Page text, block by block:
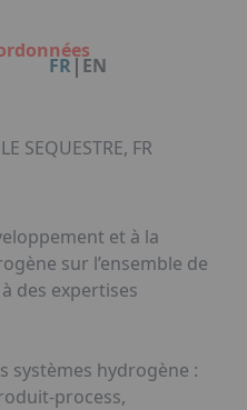
de dîners / soirées de gala
complexe
commerciale
FR|EN
SEQUESTRE, FR
et à la
sur l’ensemble de
des expertises
systèmes hydrogène :
process,